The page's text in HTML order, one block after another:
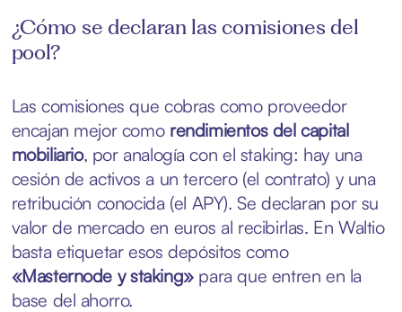
¿Cómo se declaran las comisiones del
pool?
Las comisiones que cobras como proveedor
encajan mejor como rendimientos del capital
mobiliario, por analogía con el staking: hay una
cesión de activos a un tercero (el contrato) y una
retribución conocida (el APY). Se declaran por su
valor de mercado en euros al recibirlas. En Waltio
basta etiquetar esos depósitos como
«Masternode y staking»para que entren en la
base del ahorro.